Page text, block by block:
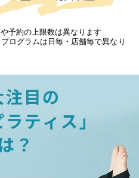
予約の上限数は異なります
ログラムは日毎・店舗毎で異なり